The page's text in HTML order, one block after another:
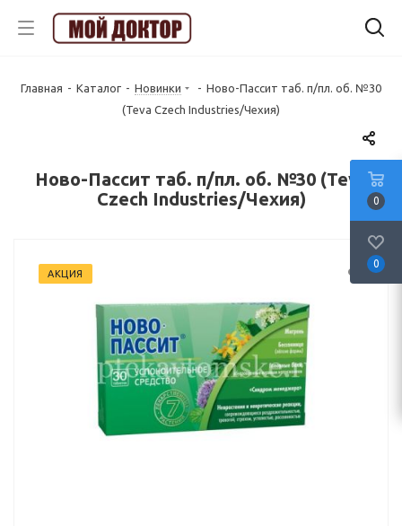
Главная - Каталог - Новинки - Ново-Пассит таб. п/пл. об. №30
(Teva Czech Industries/Чехия)
Ново-Пассит таб. п/пл. об. №30 (Teva
Czech Industries/Чехия)
АКЦИЯ
0
0